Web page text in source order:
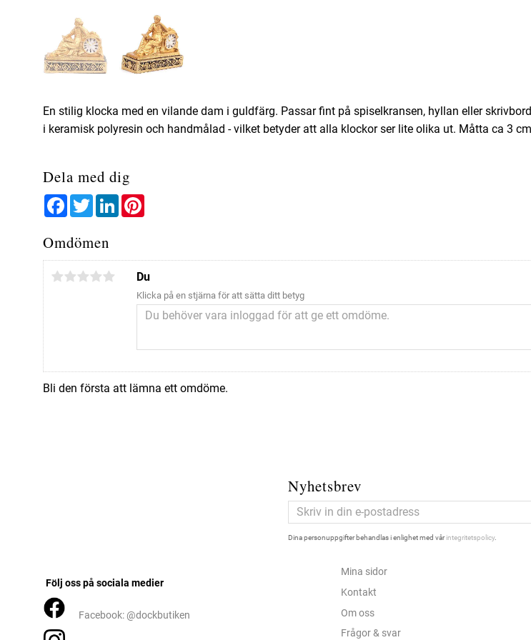
En stilig klocka med en vilande dam i guldfärg. Passar fint på spiselkransen, hyllan eller
i keramisk polyresin och handmålad - vilket betyder att alla klockor ser lite olika ut. Måtta ca 3 cm
Dela med dig
FacebookTwitterLinkedIn
Omdömen
Du
Klicka på en stjärna för att sätta ditt betyg
Bli den första att lämna ett omdöme.
Nyhetsbrev
Dina personuppgifter behandlas i enlighet med vårintegritetspolicy.
Följ oss på sociala medier
Facebook: @dockbutiken
Mina sidor
Kontakt
Om oss
Frågor & svar